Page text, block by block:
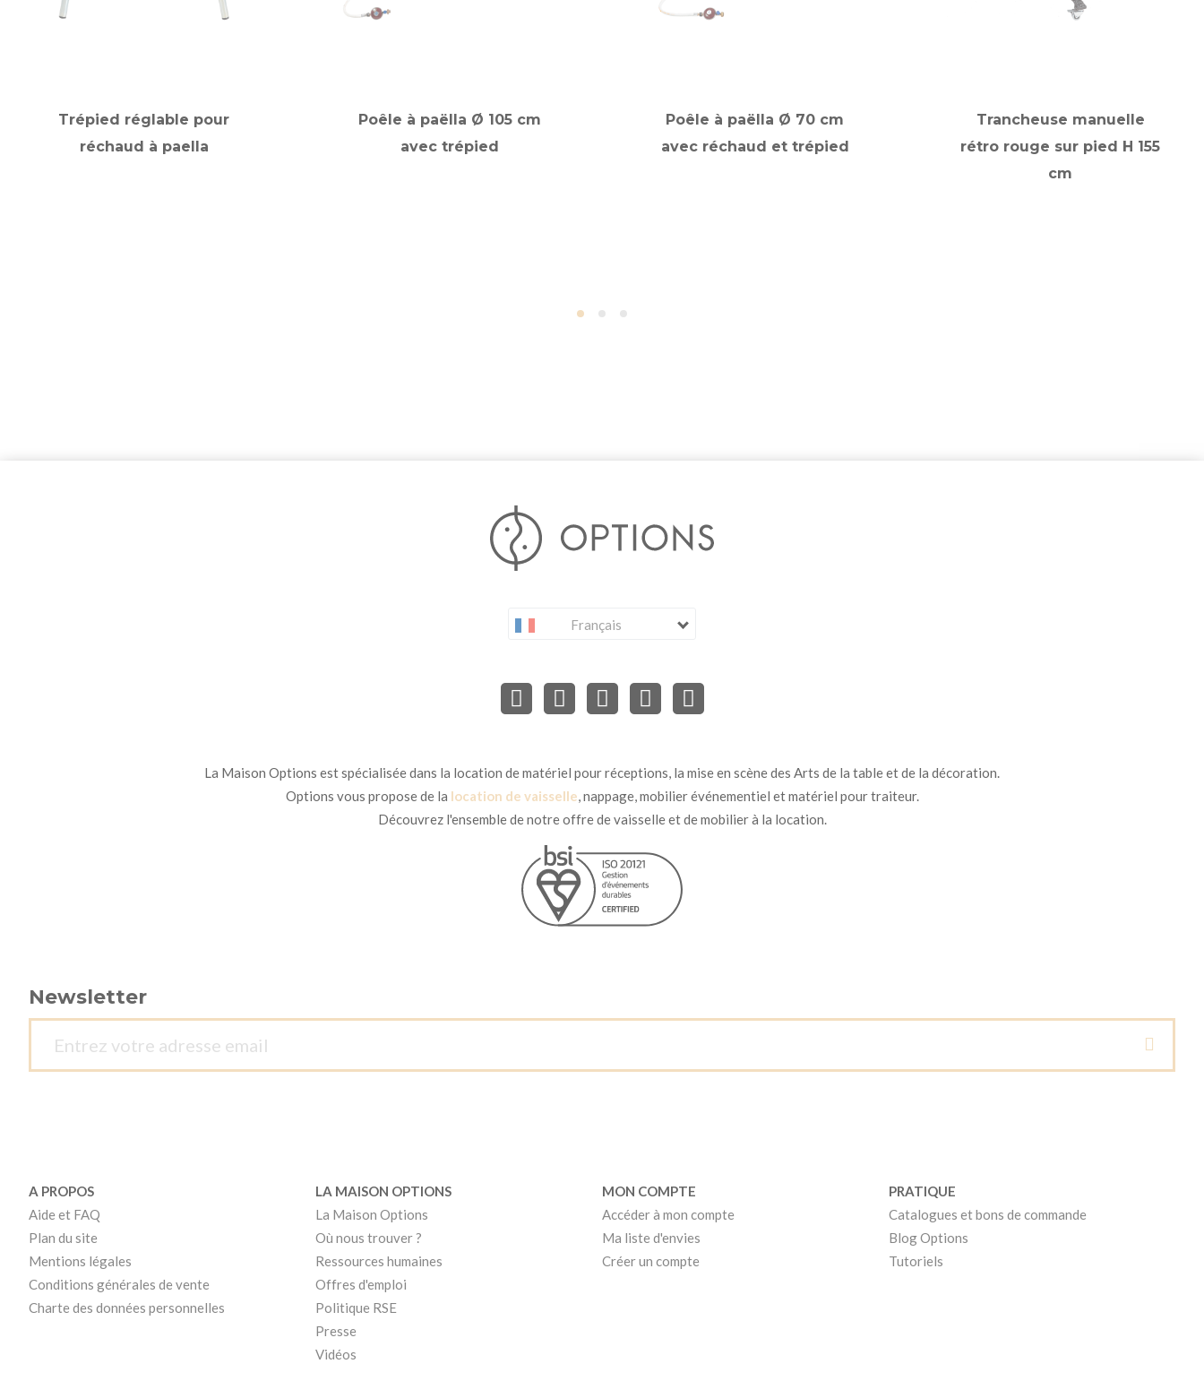
Trépied réglable pour
réchaud à paella
Poêle à paëlla Ø 105 cm
avec trépied
Poêle à paëlla Ø 70 cm
avec réchaud et trépied
Trancheuse manuelle
rétro rouge sur pied H 155
cm
Français
La Maison Options est spécialisée dans la location de matériel pour réceptions, la mise en scène des Arts de la table et de la décoration.
Options vous propose de la location de vaisselle, nappage, mobilier événementiel et matériel pour traiteur.
Découvrez l'ensemble de notre offre de vaisselle et de mobilier à la location.
Newsletter
A PROPOS
Aide et FAQ
Plan du site
Mentions légales
Conditions générales de vente
Charte des données personnelles
LA MAISON OPTIONS
La Maison Options
Où nous trouver ?
Ressources humaines
Offres d'emploi
Politique RSE
Presse
Vidéos
MON COMPTE
Accéder à mon compte
Ma liste d'envies
Créer un compte
PRATIQUE
Catalogues et bons de commande
Blog Options
Tutoriels